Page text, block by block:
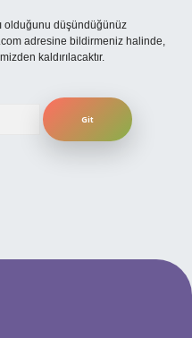
olduğunu düşündüğünüz
adresine bildirmeniz halinde,
kaldırılacaktır.